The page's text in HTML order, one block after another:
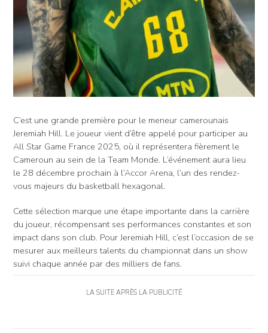
C’est une grande première pour le meneur camerounais
Jeremiah Hill. Le joueur vient d’être appelé pour participer au
All Star Game France 2025, où il représentera fièrement le
Cameroun au sein de la Team Monde. L’événement aura lieu
le 28 décembre prochain à l’Accor Arena, l’un des rendez-
vous majeurs du basketball hexagonal.
Cette sélection marque une étape importante dans la carrière
du joueur, récompensant ses performances constantes et son
impact dans son club. Pour Jeremiah Hill, c’est l’occasion de se
mesurer aux meilleurs talents du championnat dans un show
suivi chaque année par des milliers de fans.
LA SUITE APRÈS LA PUBLICITÉ